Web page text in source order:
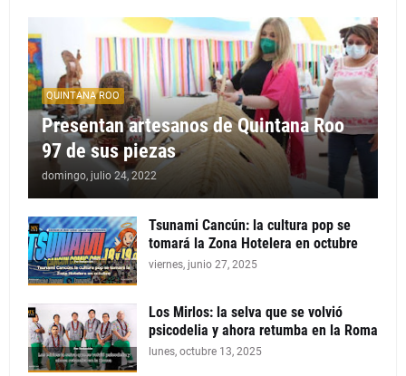
QUINTANA ROO
Presentan artesanos de Quintana Roo
97 de sus piezas
domingo, julio 24, 2022
Tsunami Cancún: la cultura pop se
tomará la Zona Hotelera en octubre
viernes, junio 27, 2025
Los Mirlos: la selva que se volvió
psicodelia y ahora retumba en la Roma
lunes, octubre 13, 2025